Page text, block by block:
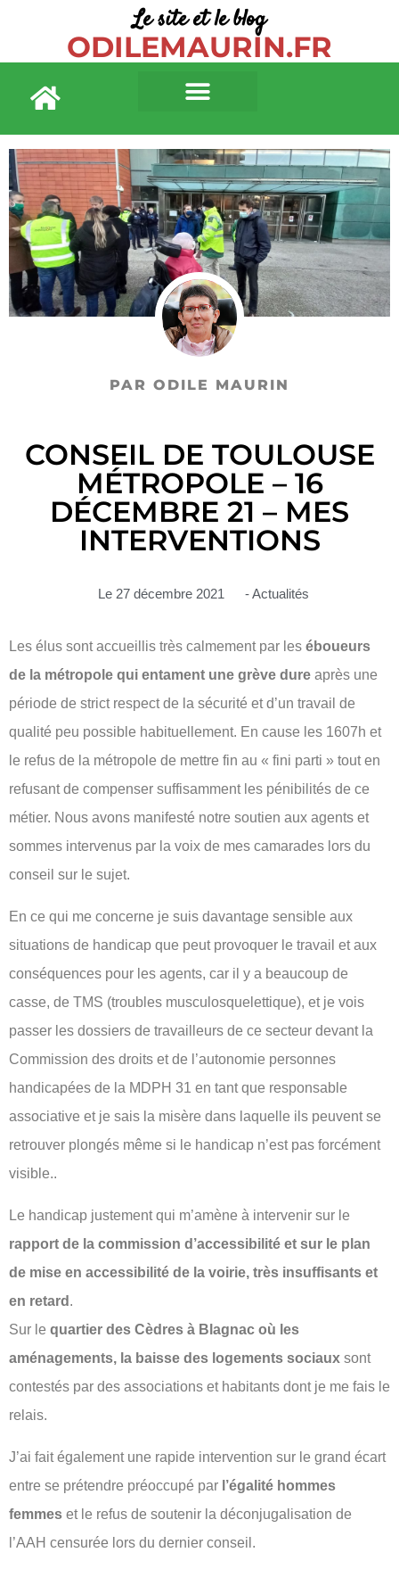
Le site et le blog
ODILEMAURIN.FR
PAR ODILE MAURIN
CONSEIL DE TOULOUSE
MÉTROPOLE – 16
DÉCEMBRE 21 – MES
INTERVENTIONS
Le 27 décembre 2021 -Actualités
Les élus sont accueillis très calmement par les éboueurs
de la métropole qui entament une grève dure après une
période de strict respect de la sécurité et d’un travail de
qualité peu possible habituellement. En cause les 1607h et
le refus de la métropole de mettre fin au « fini parti » tout en
refusant de compenser suffisamment les pénibilités de ce
métier. Nous avons manifesté notre soutien aux agents et
sommes intervenus par la voix de mes camarades lors du
conseil sur le sujet.
En ce qui me concerne je suis davantage sensible aux
situations de handicap que peut provoquer le travail et aux
conséquences pour les agents, car il y a beaucoup de
casse, de TMS (troubles musculosquelettique), et je vois
passer les dossiers de travailleurs de ce secteur devant la
Commission des droits et de l’autonomie personnes
handicapées de la MDPH 31 en tant que responsable
associative et je sais la misère dans laquelle ils peuvent se
retrouver plongés même si le handicap n’est pas forcément
visible..
Le handicap justement qui m’amène à intervenir sur le
rapport de la commission d’accessibilité et sur le plan
de mise en accessibilité de la voirie, très insuffisants et
en retard .
Sur le quartier des Cèdres à Blagnac où les
aménagements, la baisse des logements sociaux sont
contestés par des associations et habitants dont je me fais le
relais.
J’ai fait également une rapide intervention sur le grand écart
entre se prétendre préoccupé par l’égalité hommes
femmes et le refus de soutenir la déconjugalisation de
l’AAH censurée lors du dernier conseil.